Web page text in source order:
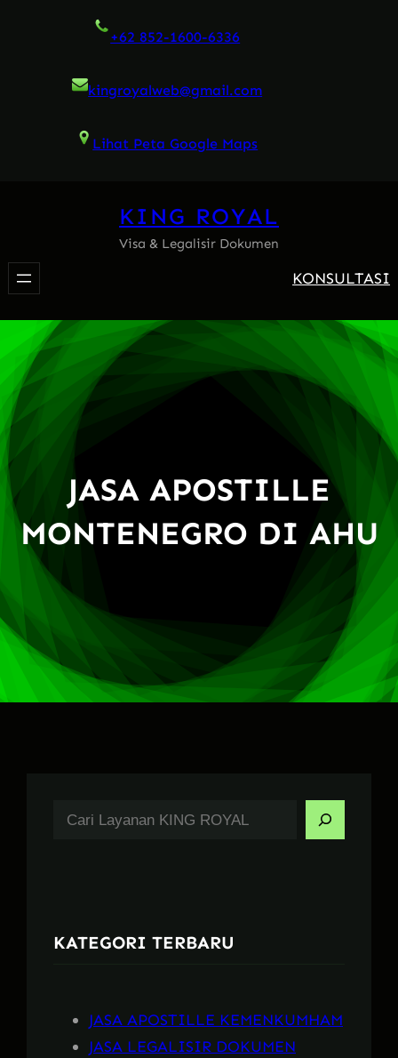
+62 852-1600-6336
kingroyalweb@gmail.com
Lihat Peta Google Maps
KING ROYAL
Visa & Legalisir Dokumen
KONSULTASI
JASA APOSTILLE
MONTENEGRO DI AHU
h
KATEGORI TERBARU
JASA APOSTILLE KEMENKUMHAM
JASA LEGALISIR DOKUMEN